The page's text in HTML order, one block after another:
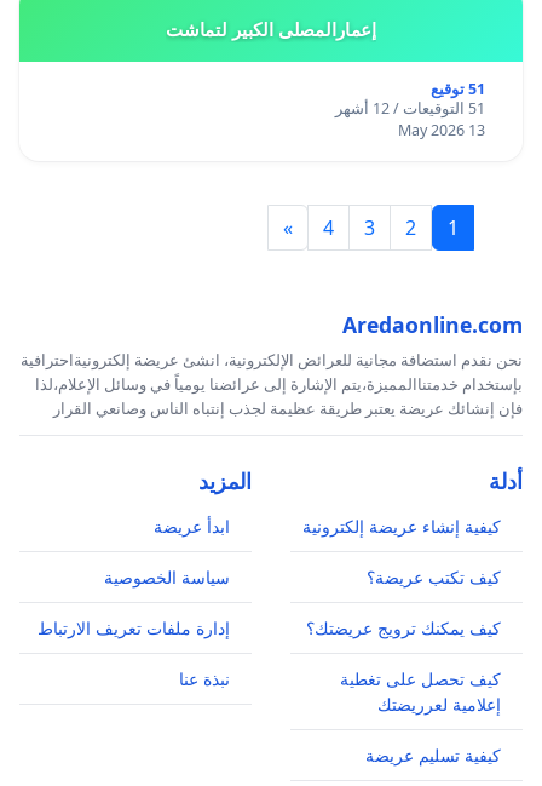
إعمارالمصلى الكبير لتماشت
51 توقيع
51 التوقيعات / 12 أشهر
13 May 2026
1
2
3
4
»
Aredaonline.com
نحن نقدم استضافة مجانية للعرائض الإلكترونية، انشئ عريضة إلكترونيةاحترافية
بإستخدام خدمتناالمميزة،يتم الإشارة إلى عرائضنا يومياً في وسائل الإعلام،لذا
فإن إنشائك عريضة يعتبر طريقة عظيمة لجذب إنتباه الناس وصانعي القرار
أدلة
كيفية إنشاء عريضة إلكترونية
كيف تكتب عريضة؟
كيف يمكنك ترويج عريضتك؟
كيف تحصل على تغطية
إعلامية لعرريضتك
كيفية تسليم عريضة
المزيد
ابدأ عريضة
سياسة الخصوصية
إدارة ملفات تعريف الارتباط
نبذة عنا